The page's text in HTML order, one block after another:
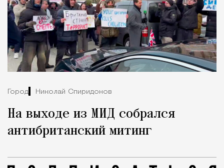
Город Николай Спиридонов
На выходе из МИД собрался
антибританский митинг